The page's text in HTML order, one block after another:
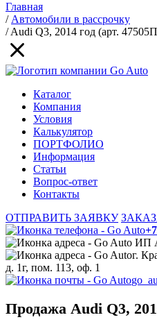
Главная
/Автомобили в рассрочку
/Audi Q3, 2014 год (арт.
Каталог
Компания
Условия
Калькулятор
ПОРТФОЛИО
Информация
Статьи
Вопрос-ответ
Контакты
ОТПРАВИТЬ ЗАЯВКУ
ИП
г.
д. 1г, пом. 113, оф. 1
Продажа Audi Q3,